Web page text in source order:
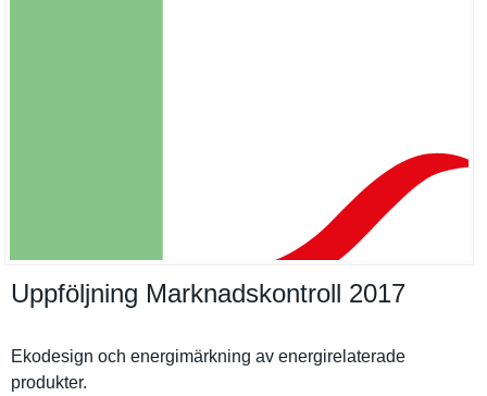
Uppföljning Marknadskontroll 2017
Ekodesign och energimärk­ning av energirela­terade
produkter.